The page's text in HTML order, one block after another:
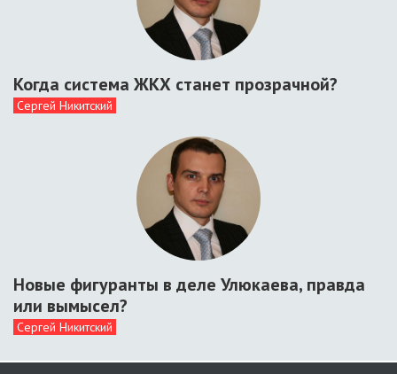
Когда система ЖКХ станет прозрачной?
Сергей Никитский
Новые фигуранты в деле Улюкаева, правда
или вымысел?
Сергей Никитский